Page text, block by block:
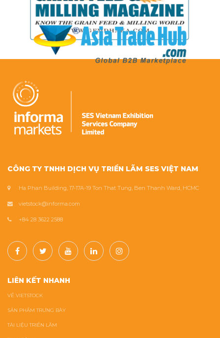
CÔNG TY TNHH DỊCH VỤ TRIỂN LÃM SES VIỆT NAM
Ha Phan Building, 17-17A-19 Ton That Tung, Ben Thanh Ward, HCMC
vietstock@informa.com
+84 28 3622 2588
LIÊN KẾT NHANH
VỀ VIETSTOCK
SẢN PHẨM TRƯNG BÀY
TÀI LIỆU TRIỂN LÃM